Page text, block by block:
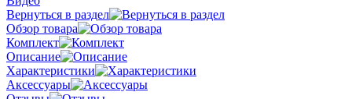
Вернуться в раздел
Обзор товара
Комплект
Описание
Характеристики
Аксессуары